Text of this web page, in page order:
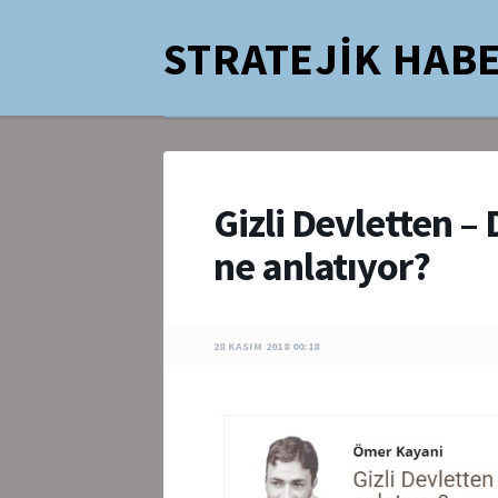
STRATEJİK
Gizli Devletten –
ne anlatıyor?
28 KASIM 2018 00:18